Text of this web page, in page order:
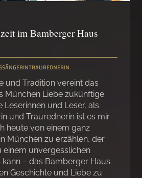
im Bamberger Haus
TRAUREDNERIN
und Tradition vereint das
München Liebe zukünftige
Leserinnen und Leser, als
und Traurednerin ist es mir
heute von einem ganz
München zu erzählen, der
einem unvergesslichen
– das Bamberger Haus.
Geschichte und Liebe zu